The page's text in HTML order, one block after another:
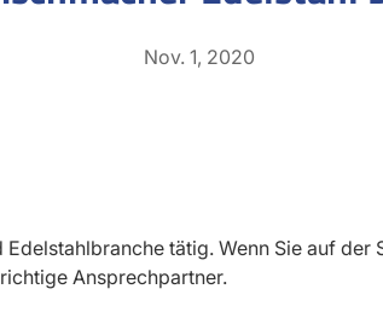
Nov. 1, 2020
tätig. Wenn Sie auf der
Ansprechpartner.